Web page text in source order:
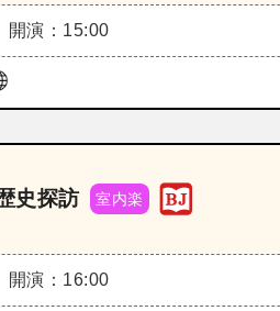
開演：15:00
史探訪 室内楽
開演：16:00